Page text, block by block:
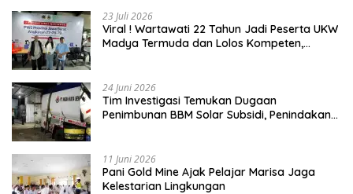
23 Juli 2026
Viral ! Wartawati 22 Tahun Jadi Peserta UKW
Madya Termuda dan Lolos Kompeten,
24 Juni 2026
Tim Investigasi Temukan Dugaan
Penimbunan BBM Solar Subsidi, Penindakan
11 Juni 2026
Pani Gold Mine Ajak Pelajar Marisa Jaga
Kelestarian Lingkungan